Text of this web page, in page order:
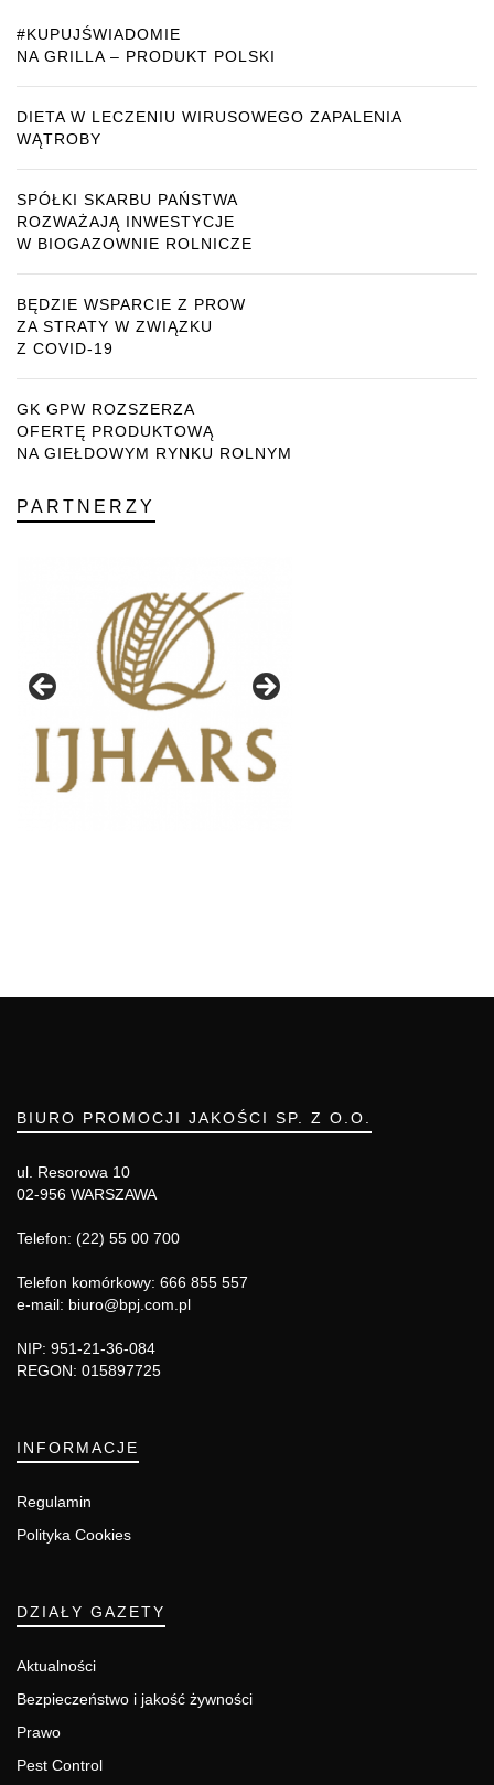
#KUPUJŚWIADOMIE
NA GRILLA – PRODUKT POLSKI
DIETA W LECZENIU WIRUSOWEGO ZAPALENIA
WĄTROBY
SPÓŁKI SKARBU PAŃSTWA
ROZWAŻAJĄ INWESTYCJE
W BIOGAZOWNIE ROLNICZE
BĘDZIE WSPARCIE Z PROW
ZA STRATY W ZWIĄZKU
Z COVID-19
GK GPW ROZSZERZA
OFERTĘ PRODUKTOWĄ
NA GIEŁDOWYM RYNKU ROLNYM
PARTNERZY
BIURO PROMOCJI JAKOŚCI SP. Z O.O.
ul. Resorowa 10
02-956 WARSZAWA
Telefon: (22) 55 00 700
Telefon komórkowy: 666 855 557
e-mail: biuro@bpj.com.pl
NIP: 951-21-36-084
REGON: 015897725
INFORMACJE
Regulamin
Polityka Cookies
DZIAŁY GAZETY
Aktualności
Bezpieczeństwo i jakość żywności
Prawo
Pest Control